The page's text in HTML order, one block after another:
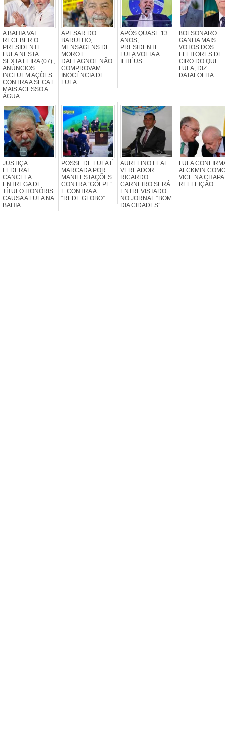
A BAHIA VAI
RECEBER O
PRESIDENTE
LULA NESTA
SEXTA FEIRA (07) ;
ANÚNCIOS
INCLUEM AÇÕES
CONTRA A SECA E
MAIS ACESSO A
ÁGUA
APESAR DO
BARULHO,
MENSAGENS DE
MORO E
DALLAGNOL NÃO
COMPROVAM
INOCÊNCIA DE
LULA
APÓS QUASE 13
ANOS,
PRESIDENTE
LULA VOLTA A
ILHÉUS
BOLSONARO
GANHA MAIS
VOTOS DOS
ELEITORES DE
CIRO DO QUE
LULA, DIZ
DATAFOLHA
JUSTIÇA
FEDERAL
CANCELA
ENTREGA DE
TÍTULO HONÓRIS
CAUSA A LULA NA
BAHIA
POSSE DE LULA É
MARCADA POR
MANIFESTAÇÕES
CONTRA “GOLPE”
E CONTRA A
“REDE GLOBO”
AURELINO LEAL:
VEREADOR
RICARDO
CARNEIRO SERÁ
ENTREVISTADO
NO JORNAL “BOM
DIA CIDADES”
LULA
ALCKMIN
VICE NA
REELEIÇÃO